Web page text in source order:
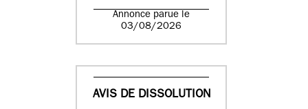
Annonce parue le
03/08/2026
AVIS DE DISSOLUTION